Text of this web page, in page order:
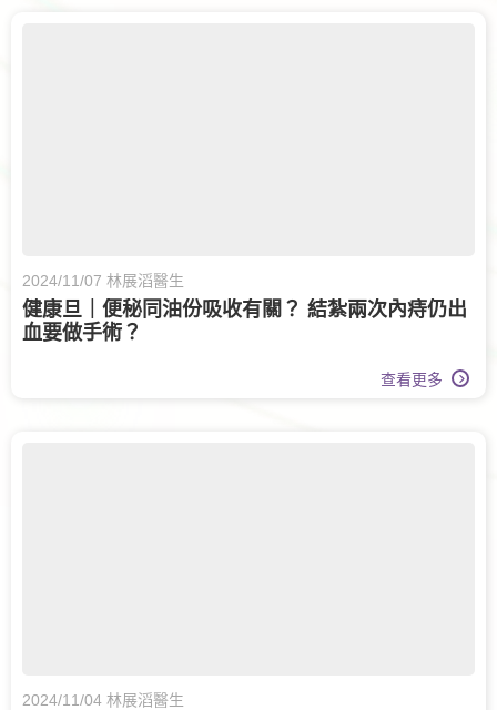
2024/11/07 林展滔醫生
健康旦｜便秘同油份吸收有關？ 結紮兩次內痔仍出
血要做手術？
查看更多
2024/11/04 林展滔醫生